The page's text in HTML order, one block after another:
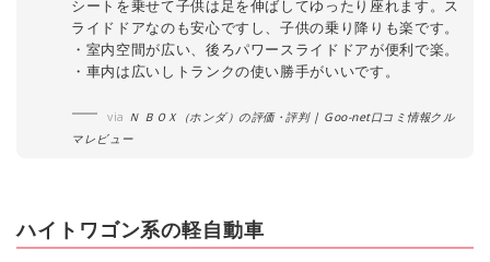
シートを乗せて子供は足を伸ばしてゆったり座れます。ス
ライドドアなのも安心ですし、子供の乗り降りも楽です。
・室内空間が広い、後ろパワースライドドアが便利で楽。
・車内は広いしトランクの使い勝手がいいです。
via Ｎ ＢＯＸ（ホンダ）の評価・評判 | Goo-net口コミ情報クル
マレビュー
ハイトワゴン系の軽自動車